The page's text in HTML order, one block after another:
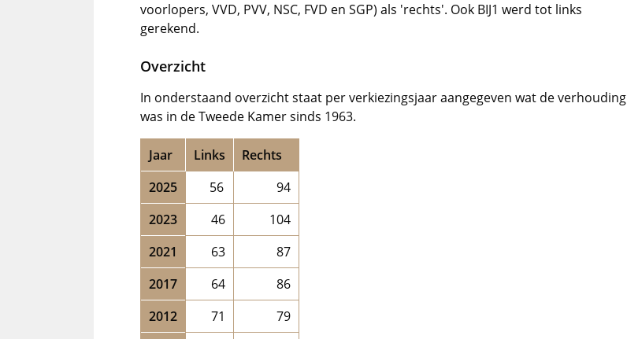
voorlopers, VVD, PVV, NSC, FVD en SGP) als 'rechts'. Ook BIJ1 werd tot links
gerekend.
Overzicht
In onderstaand overzicht staat per verkiezingsjaar aangegeven wat de verhouding
was in de Tweede Kamer sinds 1963.
Jaar Links
Rechts
2025
56
94
2023
46
104
2021
63
87
2017
64
86
2012
71
79